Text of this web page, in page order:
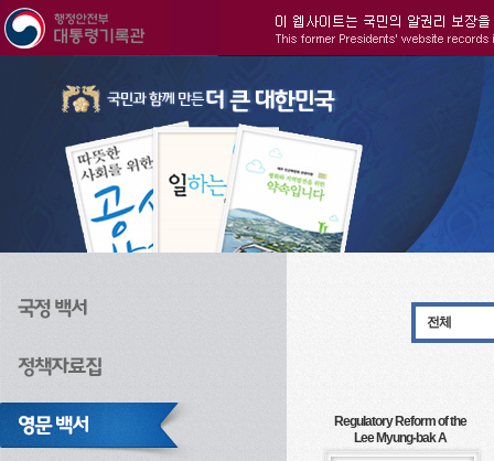
전체
Regulatory Reform of the
Lee Myung-bak A